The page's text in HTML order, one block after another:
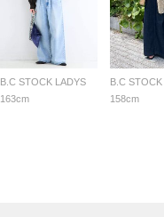
B.C STOCK LADYS
163cm
B.C
158cm